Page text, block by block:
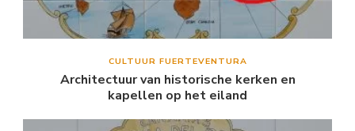
CULTUUR FUERTEVENTURA
Architectuur van historische kerken en
kapellen op het eiland